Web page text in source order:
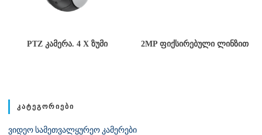
PTZ ᲙᲐᲛᲔᲠᲐ. 4 X ᲖᲣᲛᲘ 2MP ᲤᲘᲥᲡᲘᲠᲔᲑᲣᲚᲘ ᲚᲘᲜᲖᲘᲗ
ᲙᲐᲢᲔᲒᲝᲠᲘᲔᲑᲘ
ვიდეო სამეთვალყურეო კამერები